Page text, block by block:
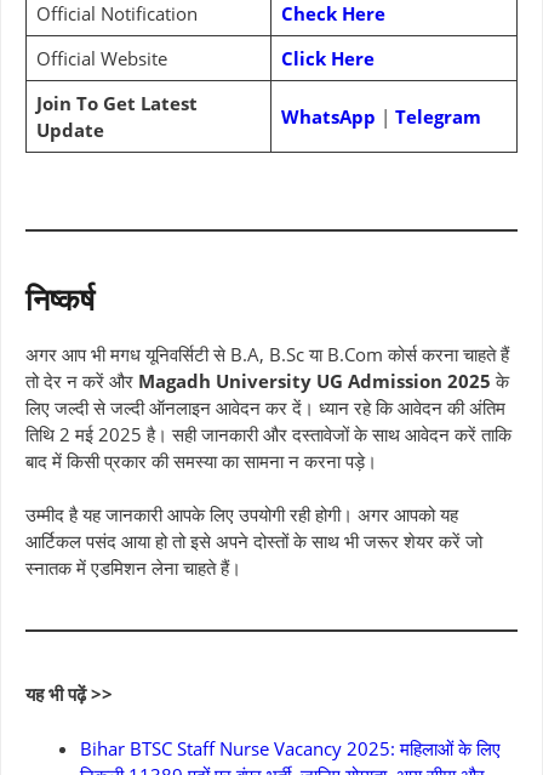
Official Notification
Check Here
Official Website
Click Here
Join To Get Latest
Update
WhatsApp | Telegram
निष्कर्ष
अगर आप भी मगध यूनिवर्सिटी से B.A, B.Sc या B.Com कोर्स करना चाहते हैं
तो देर न करें और Magadh University UG Admission 2025 के
लिए जल्दी से जल्दी ऑनलाइन आवेदन कर दें। ध्यान रहे कि आवेदन की अंतिम
तिथि 2 मई 2025 है। सही जानकारी और दस्तावेजों के साथ आवेदन करें ताकि
बाद में किसी प्रकार की समस्या का सामना न करना पड़े।
उम्मीद है यह जानकारी आपके लिए उपयोगी रही होगी। अगर आपको यह
आर्टिकल पसंद आया हो तो इसे अपने दोस्तों के साथ भी जरूर शेयर करें जो
स्नातक में एडमिशन लेना चाहते हैं।
यह भी पढ़ें >>
Bihar BTSC Staff Nurse Vacancy 2025: महिलाओं के लिए